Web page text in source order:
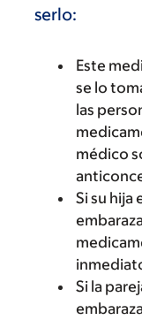
serlo:
Este
se lo
las
médico
Si su hija
Si la